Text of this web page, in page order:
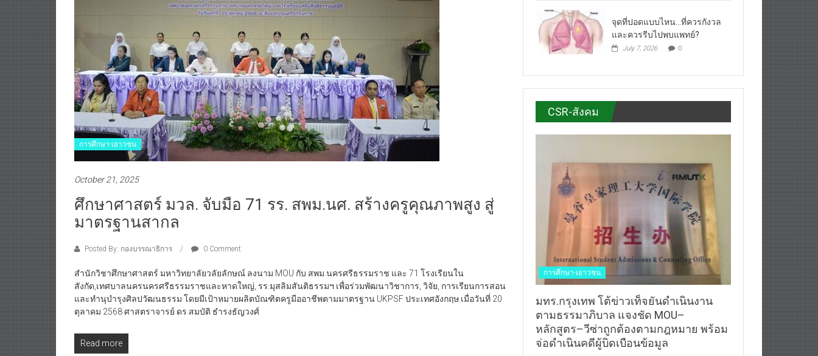
การศึกษา-เยาวชน
October 21, 2025
ศึกษาศาสตร์ มวล. จับมือ 71 รร. สพม.นศ. สร้างครูคุณภาพสูง สู่
มาตรฐานสากล
Posted By: กองบรรณาธิการ 0 Comment
สำนักวิชาศึกษาศาสตร์ มหาวิทยาลัยวลัยลักษณ์ ลงนาม MOU กับ สพม.นครศรีธรรมราช และ 71 โรงเรียนใน
สังกัด,เทศบาลนครนครศรีธรรมราชและหาดใหญ่, รร.มุสลิมสันติธรรมฯ เพื่อร่วมพัฒนาวิชาการ, วิจัย, การเรียนการสอน
และทำนุบำรุงศิลปวัฒนธรรม โดยมีเป้าหมายผลิตบัณฑิตครูมืออาชีพตามมาตรฐาน UKPSF ประเทศอังกฤษ เมื่อวันที่ 20
ตุลาคม 2568 ศาสตราจารย์ ดร.สมบัติ ธำรงธัญวงศ์
Read more
จุดที่ปอดแบบไหน…ที่ควรกังวล
และควรรีบไปพบแพทย์?
July 7, 2026 0
CSR-สังคม
การศึกษา-เยาวชน
มทร.กรุงเทพ โต้ข่าวเท็จยันดำเนินงาน
ตามธรรมาภิบาล แจงชัด MOU–
หลักสูตร–วีซ่าถูกต้องตามกฎหมาย พร้อม
จ่อดำเนินคดีผู้บิดเบือนข้อมูล